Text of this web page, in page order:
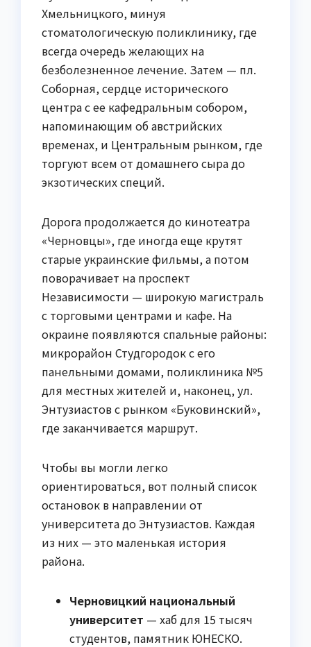
Хмельницкого, минуя
стоматологическую поликлинику, где
всегда очередь желающих на
безболезненное лечение. Затем — пл.
Соборная, сердце исторического
центра с ее кафедральным собором,
напоминающим об австрийских
временах, и Центральным рынком, где
торгуют всем от домашнего сыра до
экзотических специй.
Дорога продолжается до кинотеатра
«Черновцы», где иногда еще крутят
старые украинские фильмы, а потом
поворачивает на проспект
Независимости — широкую магистраль
с торговыми центрами и кафе. На
окраине появляются спальные районы:
микрорайон Студгородок с его
панельными домами, поликлиника №5
для местных жителей и, наконец, ул.
Энтузиастов с рынком «Буковинский»,
где заканчивается маршрут.
Чтобы вы могли легко
ориентироваться, вот полный список
остановок в направлении от
университета до Энтузиастов. Каждая
из них — это маленькая история
района.
Черновицкий национальный
университет — хаб для 15 тысяч
студентов, памятник ЮНЕСКО.